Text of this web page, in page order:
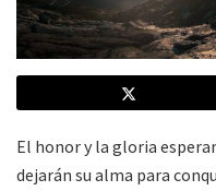
El honor y la gloria
dejarán su alma para